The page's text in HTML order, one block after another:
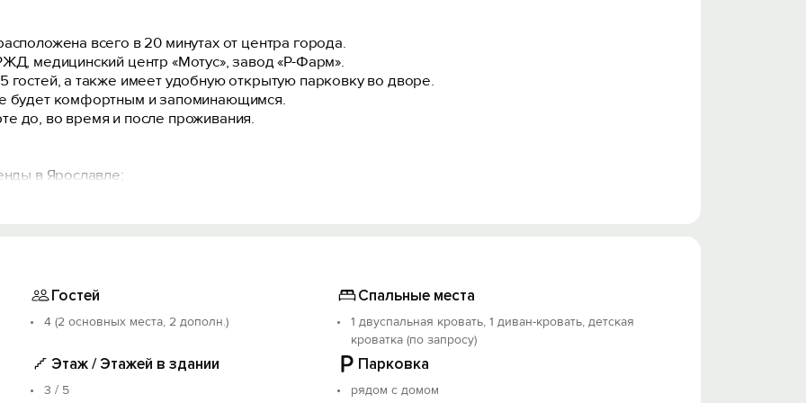
всего в 20 минутах от центра города.
медицинский центр «Мотус», завод «Р-Фарм».
а также имеет удобную открытую парковку во дворе.
будет комфортным и запоминающимся.
до, во время и после проживания.
в Ярославле;
безопасно и очень ценится нашими гостями);
микроволновая печь, электрочайник, газовая колонка)
на 4 персоны
Гостей
4 (2 основных места, 2 дополн.)
Спальные места
1 двуспальная кровать, 1 диван-кровать, детская
кроватка (по запросу)
Этаж / Этажей в здании
3 / 5
Парковка
рядом с домом